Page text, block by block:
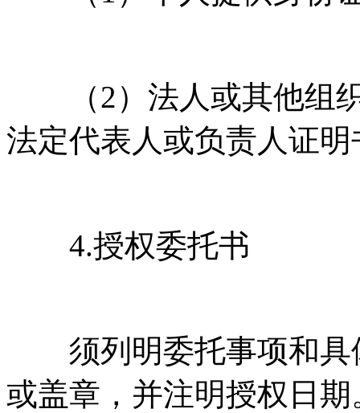
（2）法人或其他组织
法定代表人或负责人证明
4.授权委托书
须列明委托事项和具
或盖章，并注明授权日期